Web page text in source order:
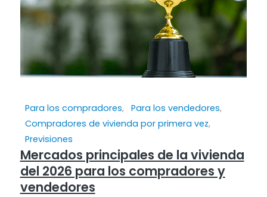
Para los compradores, Para los vendedores,
Compradores de vivienda por primera vez,
Previsiones
Mercados principales de la vivienda
del 2026 para los compradores y
vendedores